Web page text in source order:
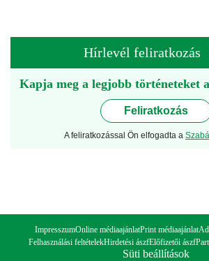
Hírlevél feliratkozás
Kapja meg a legjobb történeteket
Feliratkozás
A feliratkozással Ön elfogadta a
ImpresszumOnline médiaajánlatPrint médiaajánlat
Felhasználási feltételekHirdetési ászfElőfizetői ászf
Süti beállítások